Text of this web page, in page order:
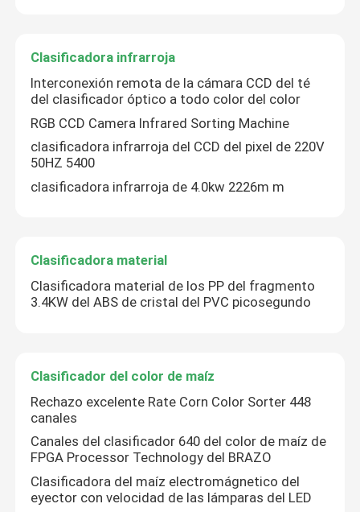
Clasificadora infrarroja
Interconexión remota de la cámara CCD del té
del clasificador óptico a todo color del color
RGB CCD Camera Infrared Sorting Machine
clasificadora infrarroja del CCD del pixel de 220V
50HZ 5400
clasificadora infrarroja de 4.0kw 2226m m
Clasificadora material
Clasificadora material de los PP del fragmento
3.4KW del ABS de cristal del PVC picosegundo
Clasificador del color de maíz
Rechazo excelente Rate Corn Color Sorter 448
canales
Canales del clasificador 640 del color de maíz de
FPGA Processor Technology del BRAZO
Clasificadora del maíz electromágnetico del
eyector con velocidad de las lámparas del LED